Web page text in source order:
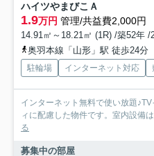
ハイツやまびこＡ
1.9万円 管理/共益費2,000円
14.91㎡～18.21㎡ (1R) /築52年 /
奥羽本線「山形」駅 徒歩24分
駐輪場 インターネット対応
インターネット無料で使い放題
ィに配慮した物件です。室内設備
る
募集中の部屋